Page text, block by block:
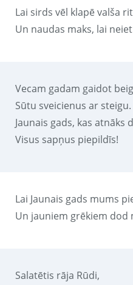
Lai sirds vēl klapē valša
Un naudas maks, lai
Vecam gadam gaidot
Sūtu sveicienus ar steigu.
Jaunais gads, kas atnāks
Visus sapņus piepildīs!
Lai Jaunais gads mums
Un jauniem grēkiem dod
Salatētis rāja Rūdi,